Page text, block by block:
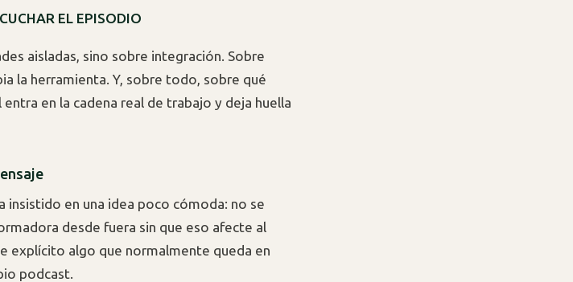
EL EPISODIO
aisladas, sino sobre integración. Sobre
la herramienta. Y, sobre todo, sobre qué
en la cadena real de trabajo y deja huella
insistido en una idea poco cómoda: no se
desde fuera sin que eso afecte al
explícito algo que normalmente queda en
podcast.